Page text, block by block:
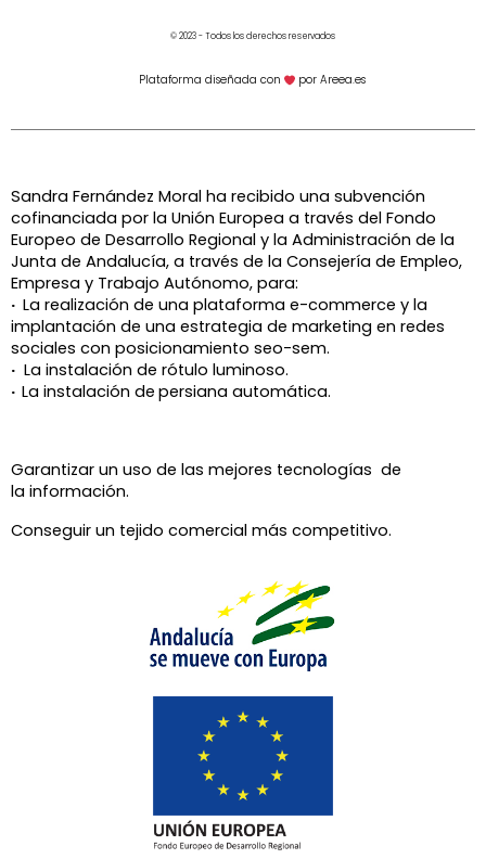
© 2023 - Todos los derechos reservados
Plataforma diseñada con por Areea.es
Sandra Fernández Moral ha recibido una subvención
cofinanciada por la Unión Europea a través del Fondo
Europeo de Desarrollo Regional y la Administración de la
Junta de Andalucía, a través de la Consejería de Empleo,
Empresa y Trabajo Autónomo, para:
· La realización de una plataforma e-commerce y la
implantación de una estrategia de marketing en redes
sociales con posicionamiento seo-sem.
· La instalación de rótulo luminoso.
· La instalación de persiana automática.
Garantizar un uso de las mejores tecnologías de
la información.
Conseguir un tejido comercial más competitivo.